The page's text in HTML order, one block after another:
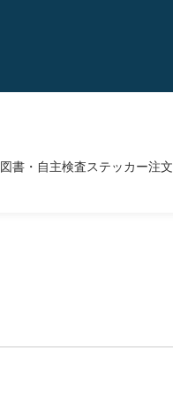
図書・自主検査ステッカー注文